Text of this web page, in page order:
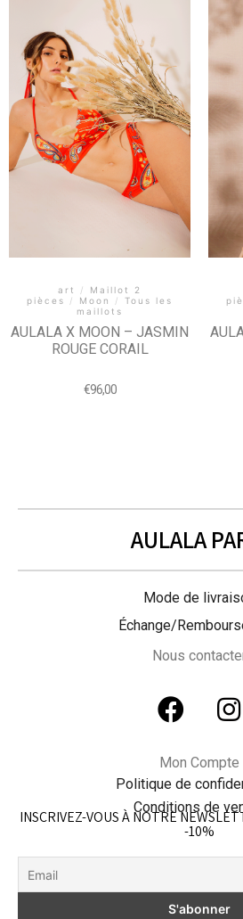
art /
Maillot 2
pièces
/ Moon /
Tous les
maillots
AULALA X MOON – JASMIN
ROUGE CORAIL
€96,00
AULALA
Mode de
Échange/
Nous
Mon Compte
Politique de
Conditions de
INSCRIVEZ-VOUS À NOTRE
-10%